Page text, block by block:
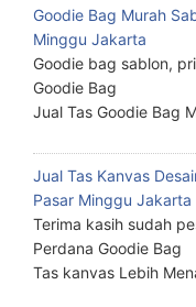
Goodie Bag Murah
Minggu Jakarta
Goodie bag sablon,
Goodie Bag
Jual Tas Goodie Bag
Jual Tas Kanvas
Pasar Minggu Jakarta
Terima kasih sudah
Perdana Goodie Bag
Tas kanvas Lebih